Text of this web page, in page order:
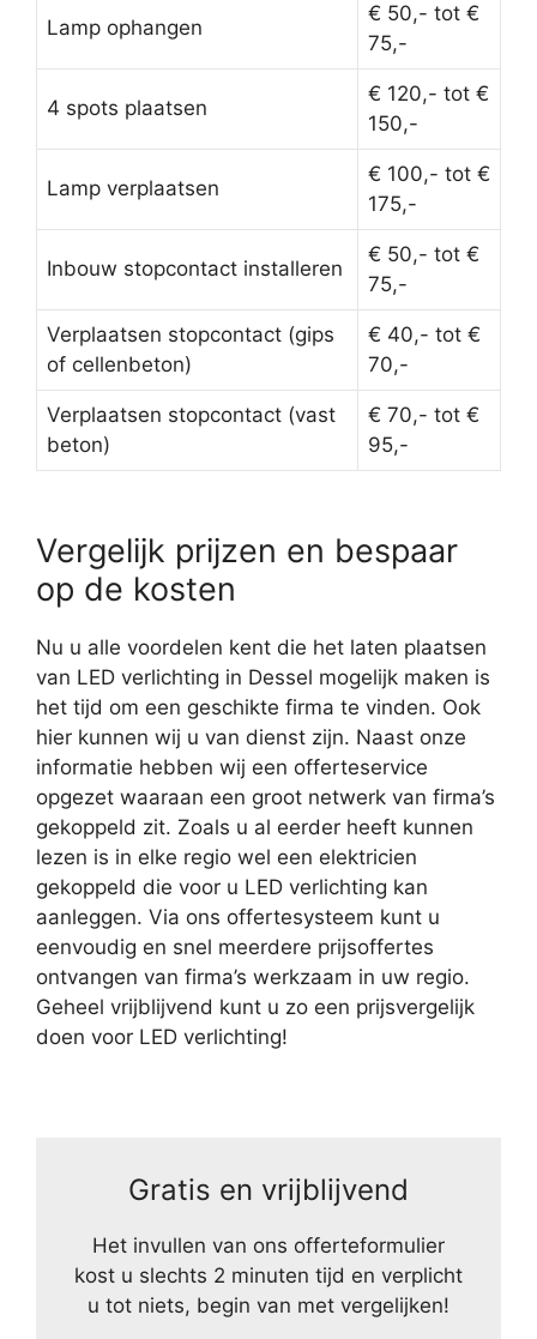
Lamp ophangen
€ 50,- tot €
75,-
4 spots plaatsen
€ 120,- tot €
150,-
Lamp verplaatsen
€ 100,- tot €
175,-
Inbouw stopcontact installeren
€ 50,- tot €
75,-
Verplaatsen stopcontact (gips
of cellenbeton)
€ 40,- tot €
70,-
Verplaatsen stopcontact (vast
beton)
€ 70,- tot €
95,-
Vergelijk prijzen en bespaar
op de kosten
Nu u alle voordelen kent die het laten plaatsen
van LED verlichting in Dessel mogelijk maken is
het tijd om een geschikte firma te vinden. Ook
hier kunnen wij u van dienst zijn. Naast onze
informatie hebben wij een offerteservice
opgezet waaraan een groot netwerk van firma’s
gekoppeld zit. Zoals u al eerder heeft kunnen
lezen is in elke regio wel een elektricien
gekoppeld die voor u LED verlichting kan
aanleggen. Via ons offertesysteem kunt u
eenvoudig en snel meerdere prijsoffertes
ontvangen van firma’s werkzaam in uw regio.
Geheel vrijblijvend kunt u zo een prijsvergelijk
doen voor LED verlichting!
Gratis en vrijblijvend
Het invullen van ons offerteformulier
kost u slechts 2 minuten tijd en verplicht
u tot niets, begin van met vergelijken!